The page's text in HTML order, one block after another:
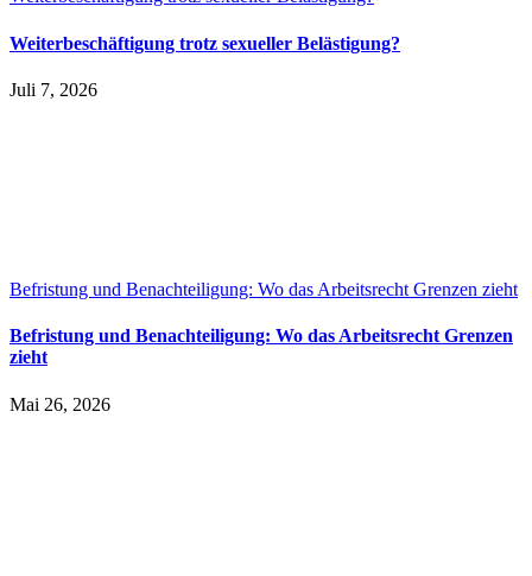
Weiterbeschäftigung trotz sexueller Belästigung?
Juli 7, 2026
Befristung und Benachteiligung: Wo das Arbeitsrecht Grenzen zieht
Befristung und Benachteiligung: Wo das Arbeitsrecht Grenzen
zieht
Mai 26, 2026